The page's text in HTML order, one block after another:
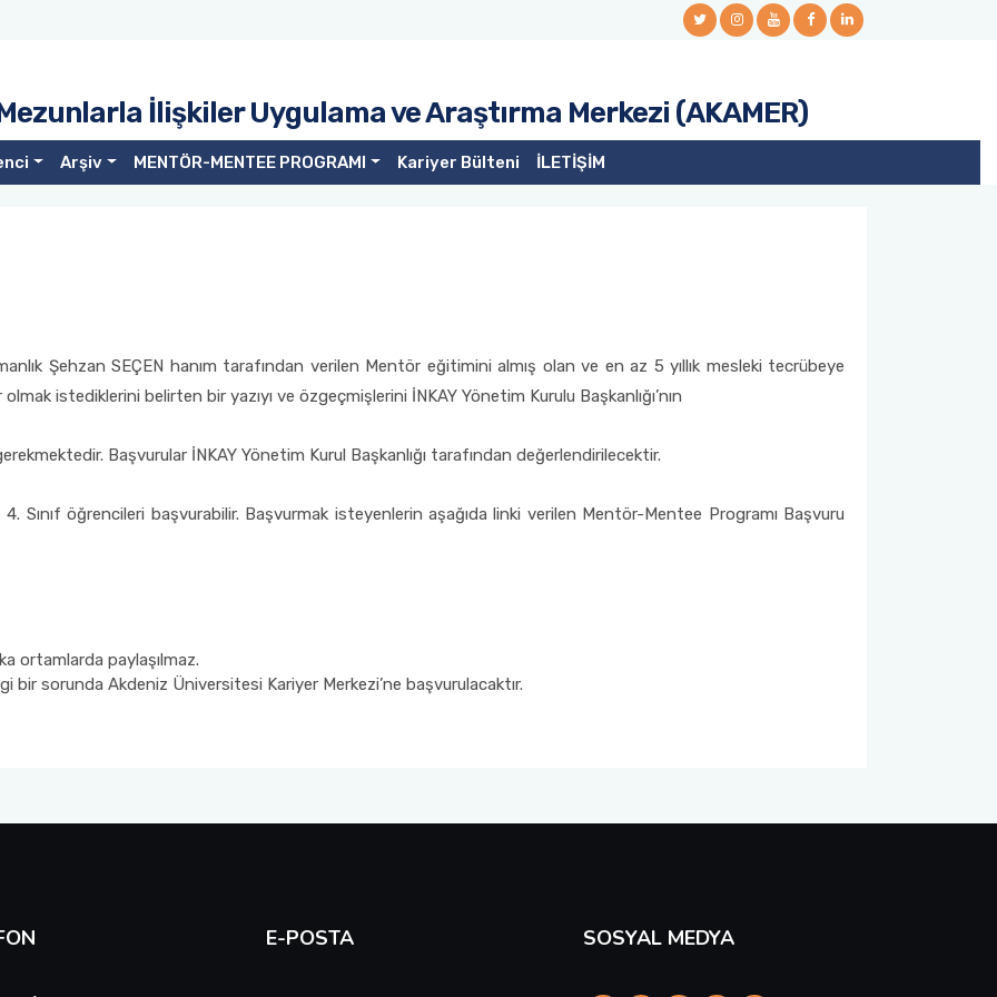
İlişkiler Uygulama ve Araştırma Merkezi (AKAMER)
Arşiv MENTÖR-MENTEE PROGRAMI Kariyer Bülteni İLETİŞİM
Şehzan SEÇEN hanım tarafından verilen Mentör eğitimini almış olan ve en az 5 yıllık mesleki tecrübeye
istediklerini belirten bir yazıyı ve özgeçmişlerini İNKAY Yönetim Kurulu Başkanlığı’nın
Başvurular İNKAY Yönetim Kurul Başkanlığı tarafından değerlendirilecektir.
Sınıf öğrencileri başvurabilir. Başvurmak isteyenlerin aşağıda linki verilen Mentör-Mentee Programı Başvuru
ortamlarda paylaşılmaz.
bir sorunda Akdeniz Üniversitesi Kariyer Merkezi’ne başvurulacaktır.
E-POSTA SOSYAL MEDYA